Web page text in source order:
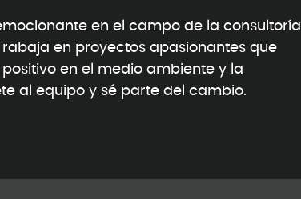
en el campo de la consultoría
en proyectos apasionantes que
en el medio ambiente y la
al equipo y sé parte del cambio.